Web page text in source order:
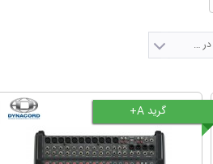
16 محصول در صفحه
گرید A+